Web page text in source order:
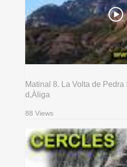
Matinal 8. La Volta de
d,Àliga
88 Views